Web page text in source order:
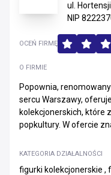
ul.
NIP
O FIRMIE
Popownia,
sercu Warszawy,
kolekcjonerskich, które
popkultury. W ofercie
KATEGORIA DZIAŁALNOŚCI
figurki kolekcjonerskie ,
OCEŃ FIRMĘ